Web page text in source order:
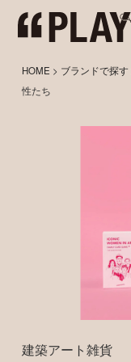
HOME > ブランドで探す
性たち
建築アート雑貨